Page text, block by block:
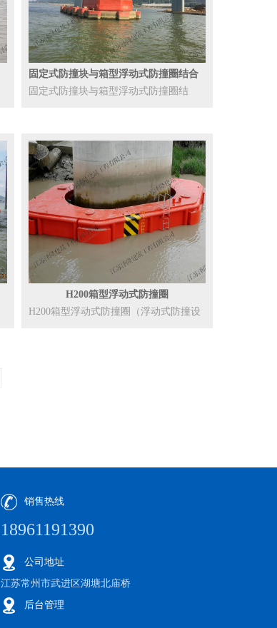
固定式防撞块与箱型浮动式防撞圈结合
型
固定式防撞块与箱型浮动式防撞圈结
H200箱型浮动式防撞圈
H200箱型浮动式防撞圈（浮动式防撞设
销售热线
18961191390
公司地址
江苏常州市武进区湖塘北庙桥
后台管理